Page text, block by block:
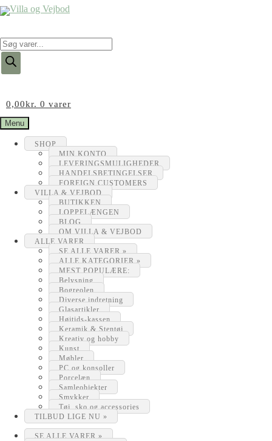
Products
search
0,00kr. 0 varer
Menu
SHOP
MIN KONTO
LEVERINGSMULIGHEDER
HANDELSBETINGELSER
FOREIGN CUSTOMERS
VILLA & VEJBOD
BUTIKKEN
LOPPELÆNGEN
BLOG
OM VILLA & VEJBOD
ALLE VARER
SE ALLE VARER »
ALLE KATEGORIER »
MEST POPULÆRE:
Belysning
Bogreolen
Diverse indretning
Glasartikler
Højtids-kassen
Keramik & Stentøj
Kreativ og hobby
Kunst
Møbler
PC og konsoller
Porcelæn
Samleobjekter
Smykker
Tøj, sko og accessories
TILBUD LIGE NU »
SE ALLE VARER »